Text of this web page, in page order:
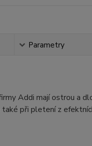
Parametry
Addi mají ostrou a
při pletení z